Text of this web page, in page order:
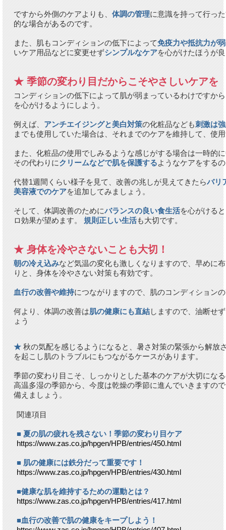
ですから外側のケアよりも、体調の管理に意識を持って行っ
的な場合があるのです。
また、肌もコンディションの低下によって免疫力や抵抗力が
いケア用品などに変更せずシンプルなケアを心がけたほうが
★ 季節の変わり目だからこそやさしいケアを
コンディションの低下によって肌が弱まっているわけですか
を心がけるようにしよう。
例えば、アンチエイジングと美白対策の化粧品なども刺激は
までも使用していた場合は、それまでのケアを維持して、使
また、化粧品の使用でしみるような感じがする場合は一時的
その代わりにクリームなどで肌を保護するようなケアをする
代替1週間くらい様子を見て、改善の兆しが見えてきたらバリ
美容液でのケアを追加してみましょう。
そして、体調改善のためにバランスの良い食生活を心がける
ロ効果が望めます。規則正しい生活も大切です。
★ 身体を冷やさないことも大切！
朝の冷え込みなど気温の変化も激しくなりますので、早めに
りと、身体を冷やさない対策も有効です。
血行の改善や維持につながりますので、肌のコンディション
何より、体調の改善は肌の健康にも直結しますので、油断せ
ょう
★秋の気配を感じるようになると、暑さ対策の緊張から解放
を起こし肌のトラブルにもつながるケースがあります。
季節の変わり目こそ、しっかりとした基本のケアが大切にな
高温多湿の季節から、今度は乾燥の季節に進んでいきますの
備えましょう。
関連項目
■ 夏の肌の疲れを残さない！季節の変わり目ケア
https://www.zas.co.jp/hpgen/HPB/entries/450.html
■ 肌の健康には鉄分だって重要です！
https://www.zas.co.jp/hpgen/HPB/entries/430.html
■健康な肌を維持するための運動とは？
https://www.zas.co.jp/hpgen/HPB/entries/417.html
■血行の改善で肌の健康をキープしよう！